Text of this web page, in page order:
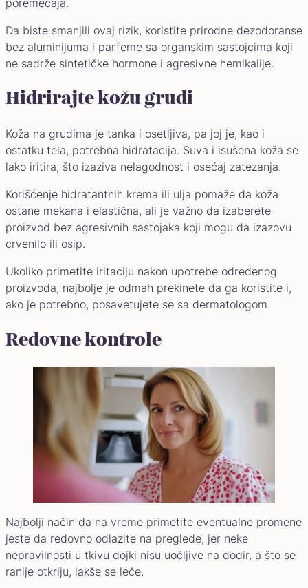
Da biste smanjili ovaj rizik, koristite prirodne dezodoranse
bez aluminijuma i parfeme sa organskim sastojcima koji
ne sadrže sintetičke hormone i agresivne hemikalije.
Hidrirajte kožu grudi
Koža na grudima je tanka i osetljiva, pa joj je, kao i
ostatku tela, potrebna hidratacija. Suva i isušena koža se
lako iritira, što izaziva nelagodnost i osećaj zatezanja.
Korišćenje hidratantnih krema ili ulja pomaže da koža
ostane mekana i elastična, ali je važno da izaberete
proizvod bez agresivnih sastojaka koji mogu da izazovu
crvenilo ili osip.
Ukoliko primetite iritaciju nakon upotrebe određenog
proizvoda, najbolje je odmah prekinete da ga koristite i,
ako je potrebno, posavetujete se sa dermatologom.
Redovne kontrole
Najbolji način da na vreme primetite eventualne promene
jeste da redovno odlazite na preglede, jer neke
nepravilnosti u tkivu dojki nisu uočljive na dodir, a što se
ranije otkriju, lakše se leče.